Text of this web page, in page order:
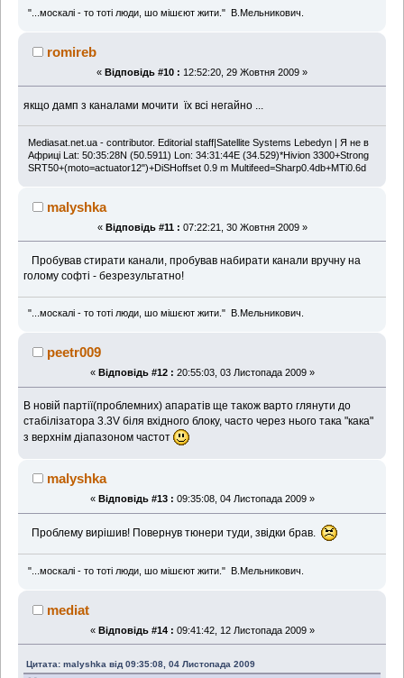
"...москалі - то тоті люди, шо мішєют жити." В.Мельникович.
romireb
« Відповідь #10 : 12:52:20, 29 Жовтня 2009 »
якщо дамп з каналами мочити їх всі негайно ...
Mediasat.net.ua - contributor. Editorial staff|Satellite Systems Lebedyn | Я не в
Африці Lat: 50:35:28N (50.5911) Lon: 34:31:44E (34.529)*Нivion 3300+Strong
SRT50+(moto=actuator12")+DiSHoffset 0.9 m Multifeed=Sharp0.4db+MTi0.6d
malyshka
« Відповідь #11 : 07:22:21, 30 Жовтня 2009 »
Пробував стирати канали, пробував набирати канали вручну на
голому софті - безрезультатно!
"...москалі - то тоті люди, шо мішєют жити." В.Мельникович.
peetr009
« Відповідь #12 : 20:55:03, 03 Листопада 2009 »
В новій партії(проблемних) апаратів ще також варто глянути до
стабілізатора 3.3V біля вхідного блоку, часто через нього така "кака"
з верхнім діапазоном частот
malyshka
« Відповідь #13 : 09:35:08, 04 Листопада 2009 »
Проблему вирішив! Повернув тюнери туди, звідки брав.
"...москалі - то тоті люди, шо мішєют жити." В.Мельникович.
mediat
« Відповідь #14 : 09:41:42, 12 Листопада 2009 »
Цитата: malyshka від 09:35:08, 04 Листопада 2009